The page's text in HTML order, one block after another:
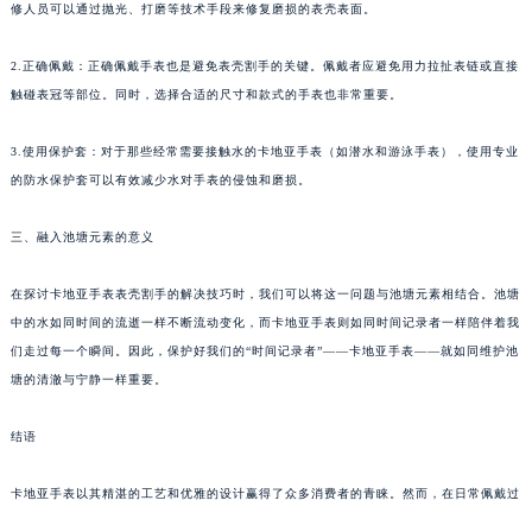
修人员可以通过抛光、打磨等技术手段来修复磨损的表壳表面。
2.正确佩戴：正确佩戴手表也是避免表壳割手的关键。佩戴者应避免用力拉扯表链或直接
触碰表冠等部位。同时，选择合适的尺寸和款式的手表也非常重要。
3.使用保护套：对于那些经常需要接触水的卡地亚手表（如潜水和游泳手表），使用专业
的防水保护套可以有效减少水对手表的侵蚀和磨损。
三、融入池塘元素的意义
在探讨卡地亚手表表壳割手的解决技巧时，我们可以将这一问题与池塘元素相结合。池塘
中的水如同时间的流逝一样不断流动变化，而卡地亚手表则如同时间记录者一样陪伴着我
们走过每一个瞬间。因此，保护好我们的“时间记录者”——卡地亚手表——就如同维护池
塘的清澈与宁静一样重要。
结语
卡地亚手表以其精湛的工艺和优雅的设计赢得了众多消费者的青睐。然而，在日常佩戴过